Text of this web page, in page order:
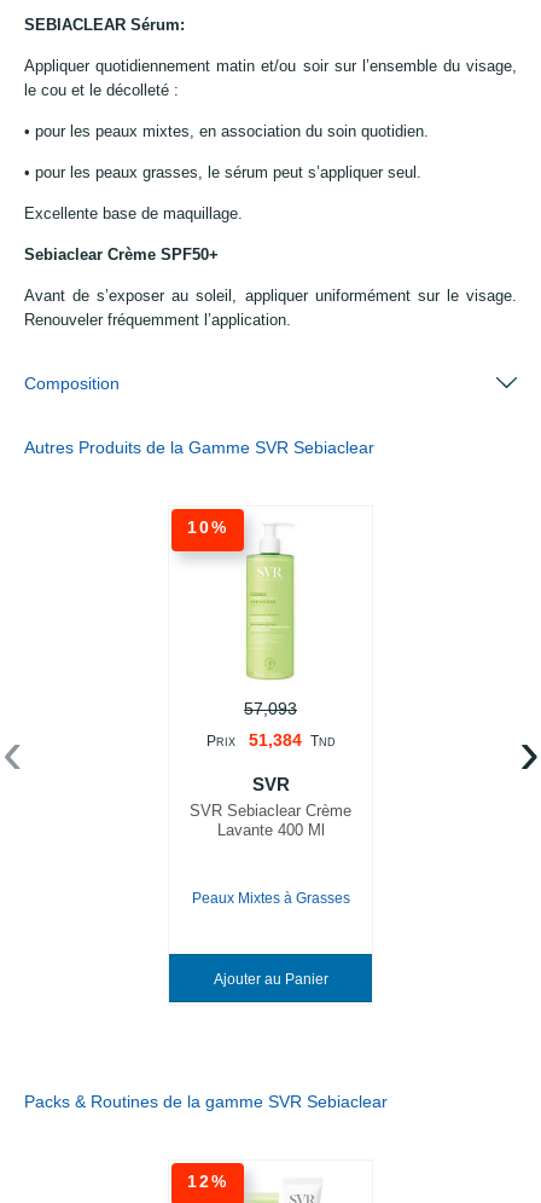
SEBIACLEAR Sérum:
Appliquer quotidiennement matin et/ou soir sur l’ensemble du visage,
le cou et le décolleté :
• pour les peaux mixtes, en association du soin quotidien.
• pour les peaux grasses, le sérum peut s’appliquer seul.
Excellente base de maquillage.
Sebiaclear Crème SPF50+
Avant de s’exposer au soleil, appliquer uniformément sur le visage.
Renouveler fréquemment l’application.
Composition
Autres Produits de la Gamme SVR Sebiaclear
10%
57,093
PRIX 51,384 TND
SVR
SVR Sebiaclear Crème
Lavante 400 Ml
Peaux Mixtes à Grasses
Ajouter au Panier
‹ ›
Packs & Routines de la gamme SVR Sebiaclear
12%